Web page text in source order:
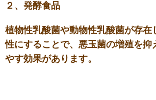
２、発酵食品
植物性乳酸菌や動物性乳酸菌が存在
性にすることで、悪玉菌の増殖を抑
やす効果があります。